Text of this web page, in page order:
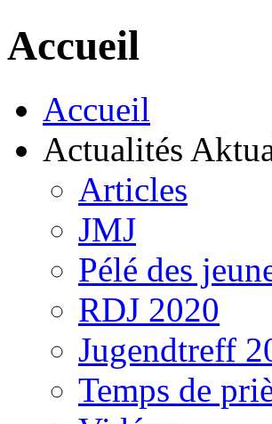
Accueil
Accueil
Actualités
Articles
JMJ
Pélé des
RDJ 2020
Jugendtreff
Temps de